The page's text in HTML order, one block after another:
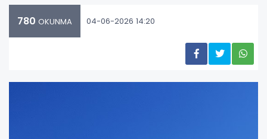
780 OKUNMA 04-06-2026 14:20